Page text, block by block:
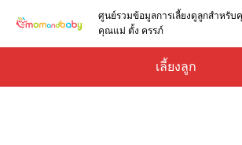
ศูนย์รวมข้อมูลการเลี้ยงดูลูกสำหรั
คุณแม่ ตั้ง ครรภ์
เลี้ยงลูก